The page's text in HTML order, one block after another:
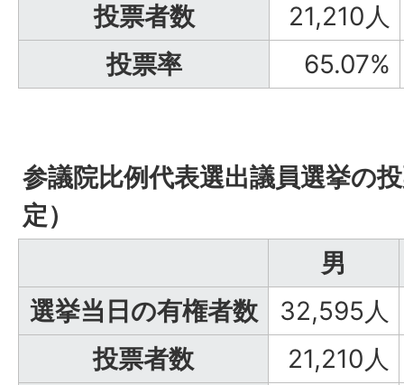
投票者数
21,210人
投票率
65.07%
参議院比例代表選出議員選挙の
定）
男
選挙当日の有権者数
32,595人
投票者数
21,210人